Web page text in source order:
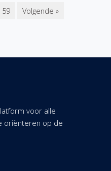
59 Volgende »
voor alle
oriënteren op de